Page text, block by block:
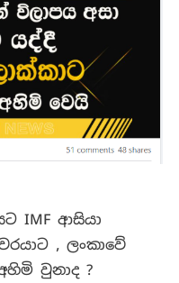
IMF ආසියා
, ලංකාවේ
වුනාද ?